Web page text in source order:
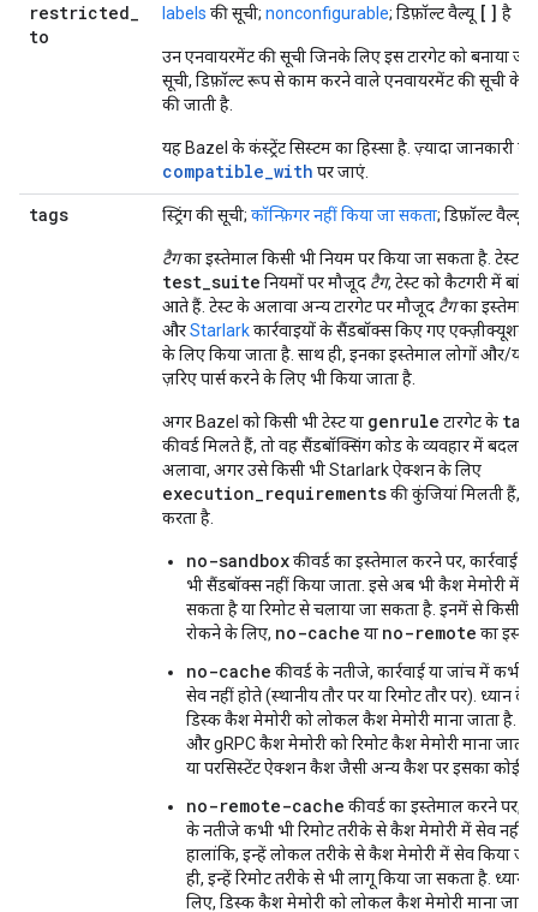
restricted_
to
labels की सूची; nonconfigurable; डिफ़ॉल्ट वैल्यू [] है
उन एनवायरमेंट की सूची जिनके लिए इस टारगेट को बनाया
सूची, डिफ़ॉल्ट रूप से काम करने वाले एनवायरमेंट की सूची के
की जाती है.
यह Bazel के कंस्ट्रेंट सिस्टम का हिस्सा है. ज़्यादा जानकारी के
compatible_with पर जाएं.
tags स्ट्रिंग की सूची; कॉन्फ़िगर नहीं किया जा सकता; डिफ़ॉल्ट वैल्यू
टैगका इस्तेमाल किसी भी नियम पर किया जा सकता है. टेस्ट
test_suite नियमों पर मौजूद टैग, टेस्ट को कैटगरी में
आते हैं. टेस्ट के अलावा अन्य टारगेट पर मौजूद टैगका
औरStarlarkकार्रवाइयों के सैंडबॉक्स किए गए एक्ज़ीक्यूशन
के लिए किया जाता है. साथ ही, इनका इस्तेमाल लोगों और/या
ज़रिए पार्स करने के लिए भी किया जाता है.
अगर Bazel को किसी भी टेस्ट या genrule टारगेट के
कीवर्ड मिलते हैं, तो वह सैंडबॉक्सिंग कोड के व्यवहार में
अलावा, अगर उसे किसी भी Starlark ऐक्शन के लिए
execution_requirementsकी कुंजियां मिलती हैं,
करता है.
no-sandboxकीवर्ड का इस्तेमाल करने पर, कार्रवाई
भी सैंडबॉक्स नहीं किया जाता. इसे अब भी कैश मेमोरी में
सकता है या रिमोट से चलाया जा सकता है. इनमें से किसी
रोकने के लिए, no-cache या no-remote का
no-cache कीवर्ड के नतीजे, कार्रवाई या जांच में कभी
सेव नहीं होते (स्थानीय तौर पर या रिमोट तौर पर). ध्यान
डिस्क कैश मेमोरी को लोकल कैश मेमोरी माना जाता है.
और gRPC कैश मेमोरी को रिमोट कैश मेमोरी माना
या परसिस्टेंट ऐक्शन कैश जैसी अन्य कैश पर इसका कोई
no-remote-cache कीवर्ड का इस्तेमाल करने पर,
के नतीजे कभी भी रिमोट तरीके से कैश मेमोरी में सेव नहीं
हालांकि, इन्हें लोकल तरीके से कैश मेमोरी में सेव किया जा
ही, इन्हें रिमोट तरीके से भी लागू किया जा सकता है. ध्यान
लिए, डिस्क कैश मेमोरी को लोकल कैश मेमोरी माना जाता